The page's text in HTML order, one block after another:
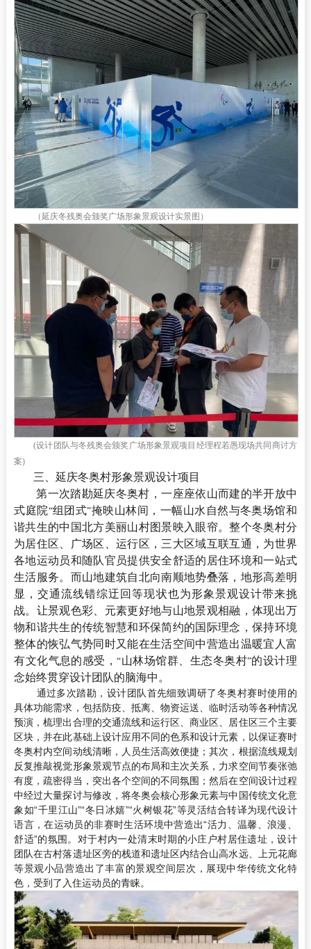
（延庆冬残奥会颁奖广场形象景观设计实景图）
(设计团队与冬残奥会颁奖广场形象景观项目经理程若愚现场共同商讨方
案)
三、延庆冬奥村形象景观设计项目
第一次踏勘延庆冬奥村，一座座依山而建的半开放中
式庭院“组团式”掩映山林间，一幅山水自然与冬奥场馆和
谐共生的中国北方美丽山村图景映入眼帘。整个冬奥村分
为居住区、广场区、运行区，三大区域互联互通，为世界
各地运动员和随队官员提供安全舒适的居住环境和一站式
生活服务。而山地建筑自北向南顺地势叠落，地形高差明
显，交通流线错综迂回等现状也为形象景观设计带来挑
战。让景观色彩、元素更好地与山地景观相融，体现出万
物和谐共生的传统智慧和环保简约的国际理念，保持环境
整体的恢弘气势同时又能在生活空间中营造出温暖宜人富
有文化气息的感受，“山林场馆群、生态冬奥村”的设计理
念始终贯穿设计团队的脑海中。
通过多次踏勘，设计团队首先细致调研了冬奥村赛时使用的
具体功能需求，包括防疫、抵离、物资运送、临时活动等各种情况
预演，梳理出合理的交通流线和运行区、商业区、居住区三个主要
区块，并在此基础上设计应用不同的色系和设计元素，以保证赛时
冬奥村内空间动线清晰，人员生活高效便捷；其次，根据流线规划
反复推敲视觉形象景观节点的布局和主次关系，力求空间节奏张弛
有度，疏密得当，突出各个空间的不同氛围；然后在空间设计过程
中经过大量探讨与修改，将冬奥会核心形象元素与中国传统文化意
象如“千里江山”“冬日冰嬉”“火树银花”等灵活结合转译为现代设计
语言，在运动员的非赛时生活环境中营造出“活力、温馨、浪漫、
舒适”的氛围。对于村内一处清末时期的小庄户村居住遗址，设计
团队在古村落遗址区旁的栈道和遗址区内结合山高水远、上元花廊
等景观小品营造出了丰富的景观空间层次，展现中华传统文化特
色，受到了入住运动员的青睐。